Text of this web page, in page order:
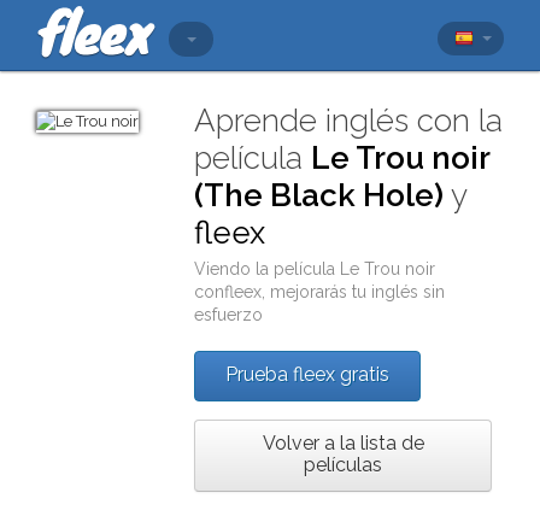
Aprende inglés con la
película Le Trou noir
(The Black Hole) y
fleex
Viendo la película
Le Trou noir
confleex , mejorarás tu inglés sin
esfuerzo
Prueba fleex gratis
Volver a la lista de
películas